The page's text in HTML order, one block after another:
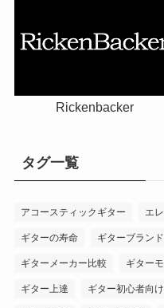
Rickenbacker
タグ一覧
アコースティックギター エ
ギターの寿命 ギターブラン
ギターメーカー比較 ギター
ギター上達 ギター初心者向け